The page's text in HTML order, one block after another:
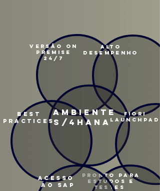
VERSÃO ON
PREMISE
24/7
ALTO
DESEMPENHO
AMBIENTE
S/4HANA
FIORI
LAUNCHPAD
BEST
PRACTICES
PRONTO PARA
ESTUDOS E
TESTES
ACESSO
AO SAP